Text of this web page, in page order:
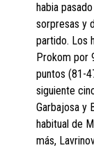
habia
sorpresas y
partido. Los
Prokom por
puntos (81-
siguiente
Garbajosa y
habitual de
más,